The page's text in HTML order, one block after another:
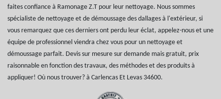
faites confiance à Ramonage Z.T pour leur nettoyage. Nous sommes
spécialiste de nettoyage et de démoussage des dallages à l'extérieur, si
vous remarquez que ces derniers ont perdu leur éclat, appelez-nous et une
équipe de professionnel viendra chez vous pour un nettoyage et
démoussage parfait. Devis sur mesure sur demande mais gratuit, prix
raisonnable en fonction des travaux, des méthodes et des produits à
appliquer! Où nous trouver? à Carlencas Et Levas 34600.